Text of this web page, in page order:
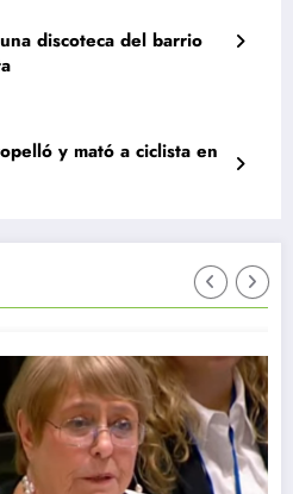
discoteca del barrio
y mató a ciclista en